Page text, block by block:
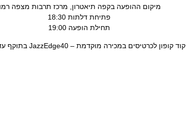
מיקום ההופעה בקפה תיאטרון, מרכז תרבות מצפה
פתיחת דלתות 18:30
תחילת הופעה 19:00
קוד קופון לכרטיסים במכירה מוקדמת – JazzEdge40 בתוקף עד ה17.12